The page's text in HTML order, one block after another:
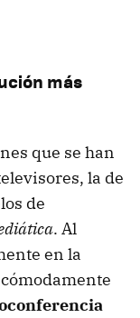
más
que se han
la de
de
. Al
en la